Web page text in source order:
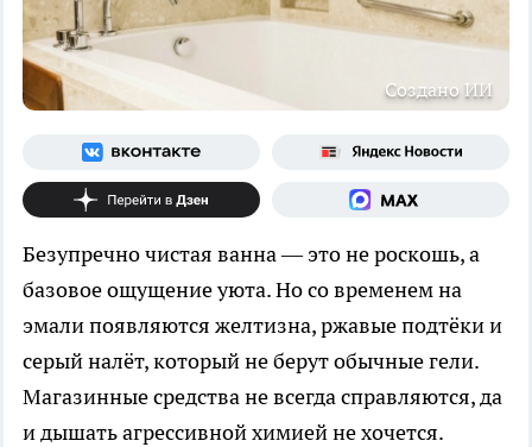
Создано ИИ
Безупречно чистая ванна — это не роскошь, а
базовое ощущение уюта. Но со временем на
эмали появляются желтизна, ржавые подтёки и
серый налёт, который не берут обычные гели.
Магазинные средства не всегда справляются, да
и дышать агрессивной химией не хочется.